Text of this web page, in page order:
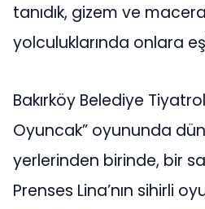
tanıdık, gizem ve
yolculuklarında onlara
Bakırköy Belediye
Oyuncak” oyununda
yerlerinden birinde, bir
Prenses Lina’nın sihirli